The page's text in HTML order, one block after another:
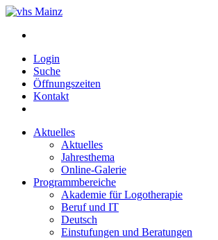
Login
Suche
Öffnungszeiten
Kontakt
Aktuelles
Aktuelles
Jahresthema
Online-Galerie
Programmbereiche
Akademie für Logotherapie
Beruf und IT
Deutsch
Einstufungen und Beratungen